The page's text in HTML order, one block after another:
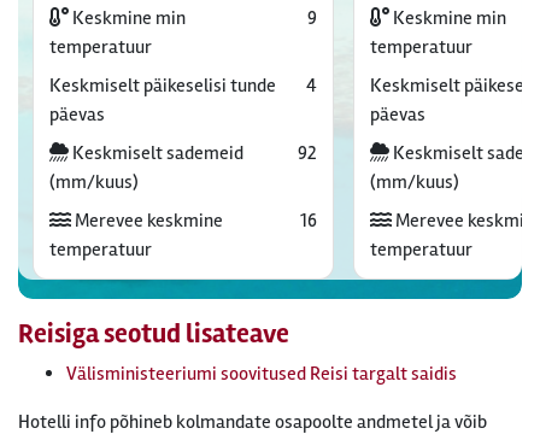
Keskmine min
temperatuur
9
Keskmiselt päikeselisi tunde
päevas
4
Keskmiselt sademeid
(mm/kuus)
92
Merevee keskmine
temperatuur
16
Keskmine min
temperatuur
Keskmiselt
päevas
Keskmiselt
(mm/kuus)
Merevee
temperatuur
Reisiga seotud lisateave
Välisministeeriumi soovitused Reisi targalt saidis
Hotelli info põhineb kolmandate osapoolte andmetel ja võib